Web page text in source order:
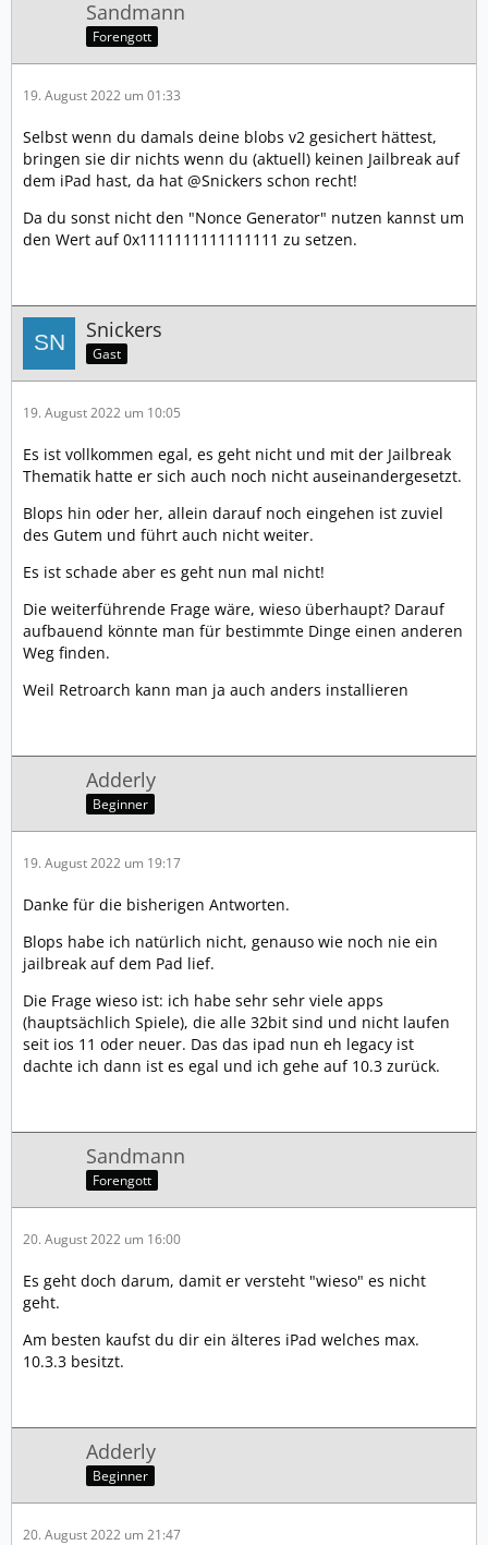
Sandmann
Forengott
19. August 2022 um 01:33
Selbst wenn du damals deine blobs v2 gesichert hättest,
bringen sie dir nichts wenn du (aktuell) keinen Jailbreak auf
dem iPad hast, da hat @Snickers schon recht!
Da du sonst nicht den "Nonce Generator" nutzen kannst um
den Wert auf 0x1111111111111111 zu setzen.
Snickers
Gast
19. August 2022 um 10:05
Es ist vollkommen egal, es geht nicht und mit der Jailbreak
Thematik hatte er sich auch noch nicht auseinandergesetzt.
Blops hin oder her, allein darauf noch eingehen ist zuviel
des Gutem und führt auch nicht weiter.
Es ist schade aber es geht nun mal nicht!
Die weiterführende Frage wäre, wieso überhaupt? Darauf
aufbauend könnte man für bestimmte Dinge einen anderen
Weg finden.
Weil Retroarch kann man ja auch anders installieren
Adderly
Beginner
19. August 2022 um 19:17
Danke für die bisherigen Antworten.
Blops habe ich natürlich nicht, genauso wie noch nie ein
jailbreak auf dem Pad lief.
Die Frage wieso ist: ich habe sehr sehr viele apps
(hauptsächlich Spiele), die alle 32bit sind und nicht laufen
seit ios 11 oder neuer. Das das ipad nun eh legacy ist
dachte ich dann ist es egal und ich gehe auf 10.3 zurück.
Sandmann
Forengott
20. August 2022 um 16:00
Es geht doch darum, damit er versteht "wieso" es nicht
geht.
Am besten kaufst du dir ein älteres iPad welches max.
10.3.3 besitzt.
Adderly
Beginner
20. August 2022 um 21:47